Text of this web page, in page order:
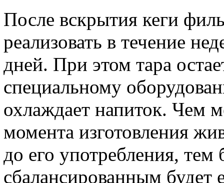
После вскрытия кеги
реализовать в течение
дней. При этом тара
специальному
охлаждает напиток. Чем
момента изготовления
до его употребления,
сбалансированным будет